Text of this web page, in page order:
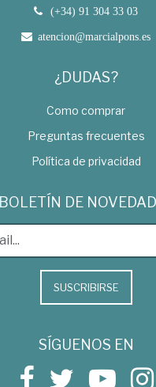
(+34) 91 304 33 03
atencion@marcialpons.es
¿DUDAS?
Como comprar
Preguntas frecuentes
Política de privacidad
BOLETÍN DE
SUSCRIBIRSE
SÍGUENOS EN